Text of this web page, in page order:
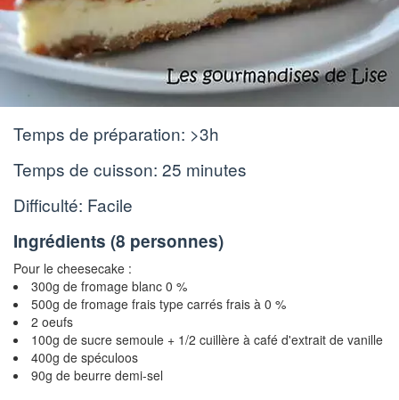
Temps de préparation: >3h
Temps de cuisson: 25 minutes
Difficulté: Facile
Ingrédients (8 personnes)
Pour le cheesecake :
300g de fromage blanc 0 %
500g de fromage frais type carrés frais à 0 %
2 oeufs
100g de sucre semoule + 1/2 cuillère à café d'extrait de vanille
400g de spéculoos
90g de beurre demi-sel